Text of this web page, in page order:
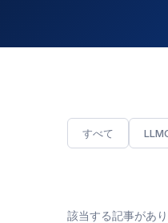
すべて
該当する記事があり